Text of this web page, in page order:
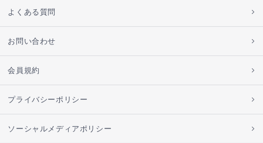
よくある質問
お問い合わせ
会員規約
プライバシーポリシー
ソーシャルメディアポリシー